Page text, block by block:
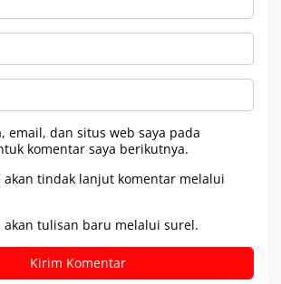
email, dan situs web saya pada
komentar saya berikutnya.
akan tindak lanjut komentar melalui
akan tulisan baru melalui surel.